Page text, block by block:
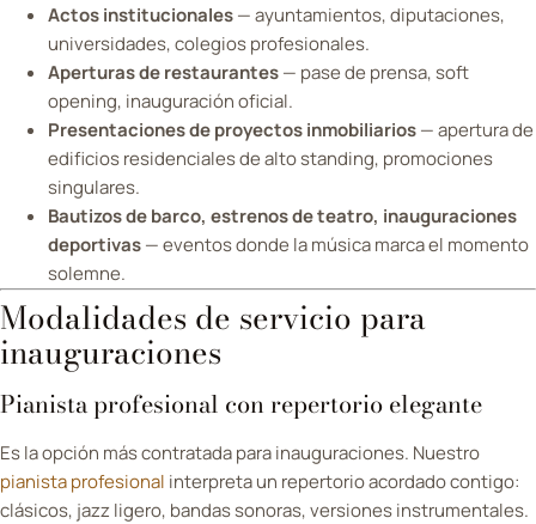
Actos institucionales— ayuntamientos, diputaciones,
universidades, colegios profesionales.
Aperturas de restaurantes— pase de prensa, soft
opening, inauguración oficial.
Presentaciones de proyectos inmobiliarios— apertura de
edificios residenciales de alto standing, promociones
singulares.
Bautizos de barco, estrenos de teatro, inauguraciones
deportivas— eventos donde la música marca el momento
solemne.
Modalidades de servicio para
inauguraciones
Pianista profesional con repertorio elegante
Es la opción más contratada para inauguraciones. Nuestro
pianista profesional interpreta un repertorio acordado contigo:
clásicos, jazz ligero, bandas sonoras, versiones instrumentales.